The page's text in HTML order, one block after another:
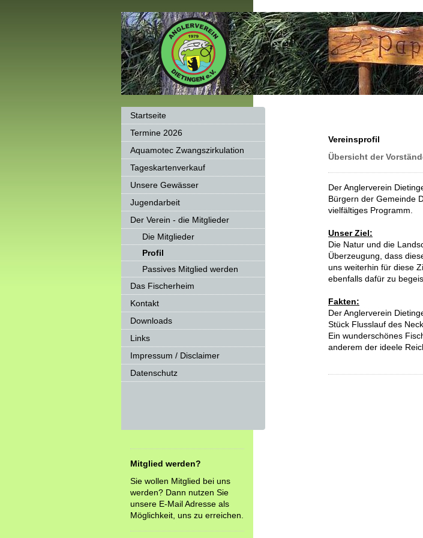
Vereinsprofil
Übersicht der
Der Anglerverein
Bürgern der Gemeinde
vielfältiges Programm.
Unser Ziel:
Die Natur und die
Überzeugung, dass
uns weiterhin für diese
ebenfalls dafür zu
Fakten:
Der Anglerverein
Stück Flusslauf des
Ein wunderschönes
anderem der ideele
Startseite
Termine 2026
Aquamotec Zwangszirkulation
Tageskartenverkauf
Unsere Gewässer
Jugendarbeit
Der Verein - die Mitglieder
Die Mitglieder
Profil
Passives Mitglied werden
Das Fischerheim
Kontakt
Downloads
Links
Impressum / Disclaimer
Datenschutz
Mitglied werden?
Sie wollen Mitglied bei uns
werden? Dann nutzen Sie
unsere E-Mail Adresse als
Möglichkeit, uns zu erreichen.